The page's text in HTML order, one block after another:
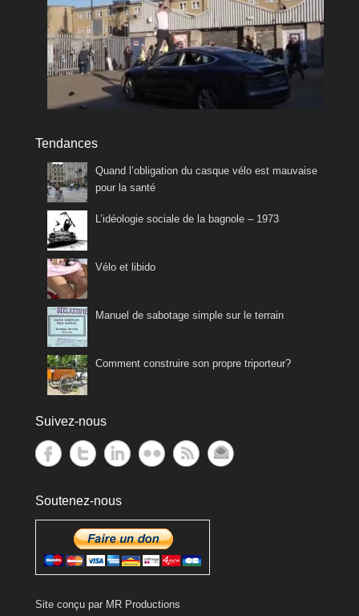
Tendances
Quand l’obligation du casque vélo est mauvaise
pour la santé
L’idéologie sociale de la bagnole – 1973
Vélo et libido
Manuel de sabotage simple sur le terrain
Comment construire son propre triporteur?
Suivez-nous
Soutenez-nous
Site conçu par MR Productions